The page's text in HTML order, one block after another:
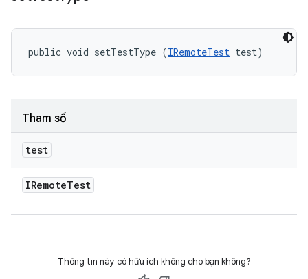
public void setTestType (IRemoteTest test)
Tham số
test
IRemoteTest
Thông tin này có hữu ích không cho bạn không?